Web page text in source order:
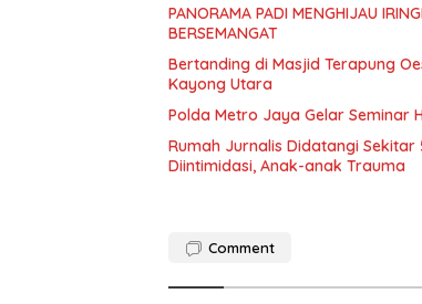
PANORAMA PADI MENGHIJAU
BERSEMANGAT
Bertanding di Masjid Terapung
Kayong Utara
Polda Metro Jaya Gelar Seminar
Rumah Jurnalis Didatangi Sekitar
Diintimidasi, Anak-anak Trauma
Comment